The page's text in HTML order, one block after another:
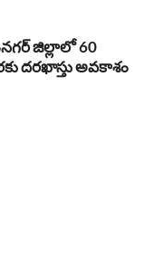
జిల్లాలో 60
దరఖాస్తు అవకాశం